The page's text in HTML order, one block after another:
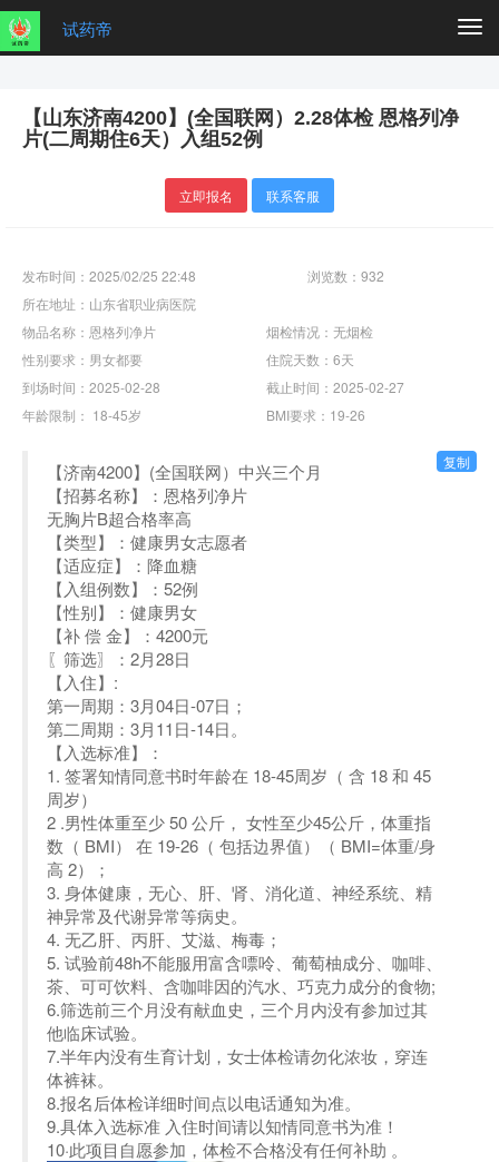
试药帝
【山东济南4200】(全国联网）2.28体检 恩格列净
片(二周期住6天）入组52例
立即报名 联系客服
发布时间：2025/02/25 22:48
浏览数：932
所在地址：山东省职业病医院
物品名称：恩格列净片
烟检情况：无烟检
性别要求：男女都要
住院天数：6天
到场时间：2025-02-28
截止时间：2025-02-27
年龄限制： 18-45岁
BMI要求：19-26
【济南4200】(全国联网）中兴三个月
【招募名称】：恩格列净片
无胸片B超合格率高
【类型】：健康男女志愿者
【适应症】：降血糖
【入组例数】：52例
【性别】：健康男女
【补 偿 金】：4200元
〖筛选〗：2月28日
【入住】:
第一周期：3月04日-07日；
第二周期：3月11日-14日。
【入选标准】：
1. 签署知情同意书时年龄在 18-45周岁（ 含 18 和 45
周岁）
2 .男性体重至少 50 公斤， 女性至少45公斤，体重指
数（ BMI） 在 19-26（ 包括边界值）（ BMI=体重/身
高 2）；
3. 身体健康，无心、肝、肾、消化道、神经系统、精
神异常及代谢异常等病史。
4. 无乙肝、丙肝、艾滋、梅毒；
5. 试验前48h不能服用富含嘌呤、葡萄柚成分、咖啡、
茶、可可饮料、含咖啡因的汽水、巧克力成分的食物;
6.筛选前三个月没有献血史，三个月内没有参加过其
他临床试验。
7.半年内没有生育计划，女士体检请勿化浓妆，穿连
体裤袜。
8.报名后体检详细时间点以电话通知为准。
9.具体入选标准 入住时间请以知情同意书为准！
10·此项目自愿参加，体检不合格没有任何补助 。
复制